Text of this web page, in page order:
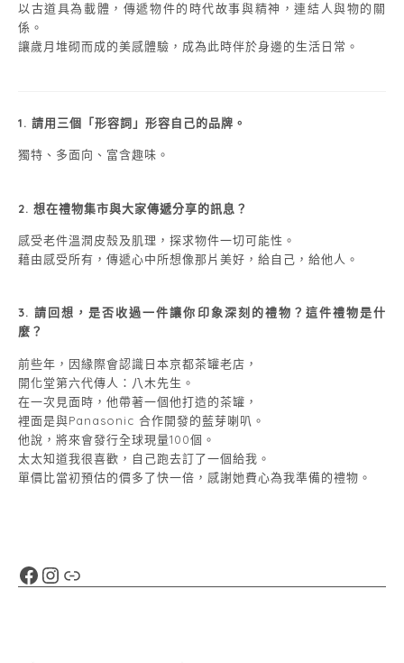
以古道具為載體，傳遞物件的時代故事與精神，連結人與物的關
係。
讓歲月堆砌而成的美感體驗，成為此時伴於身邊的生活日常。
1. 請用三個「形容詞」形容自己的品牌。
獨特、多面向、富含趣味。
2. 想在禮物集市與大家傳遞分享的訊息？
感受老件溫潤皮殼及肌理，探求物件一切可能性。
藉由感受所有，傳遞心中所想像那片美好，給自己，給他人。
3. 請回想，是否收過一件讓你印象深刻的禮物？這件禮物是什
麼？
前些年，因緣際會認識日本京都茶罐老店，
開化堂第六代傳人：八木先生。
在一次見面時，他帶著一個他打造的茶罐，
裡面是與Panasonic 合作開發的藍芽喇叭。
他說，將來會發行全球現量100個。
太太知道我很喜歡，自己跑去訂了一個給我。
單價比當初預估的價多了快一倍，感謝她費心為我準備的禮物。